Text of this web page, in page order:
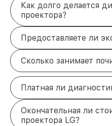
Как долго делается
проектора?
Предоставляете ли
Сколько занимает
Платная ли
Окончательная ли
проектора LG?